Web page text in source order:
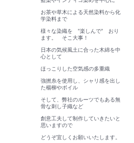
お茶や草木による天然染料から化
学染料まで
様々な染織を ”楽しんで” おり
ます。 そこ大事！
日本の気候風土に合った木綿を中
心として
ほっこりした空気感の多重織
強撚糸を使用し、シャリ感を出し
た楊柳やボイル
そして、弊社のルーツでもある無
骨な刺し子織など
創意工夫して制作していきたいと
思いますので
どうぞ宜しくお願いいたします。